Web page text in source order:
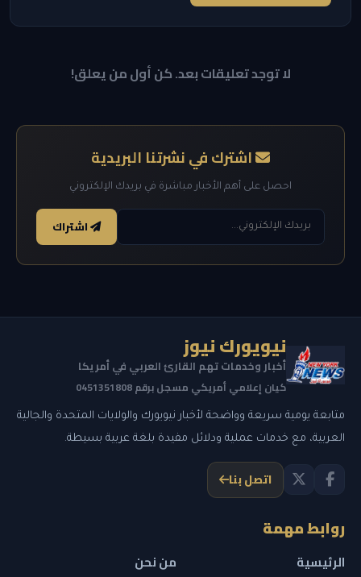
لا توجد تعليقات بعد. كن أول من يعلق!
اشترك في نشرتنا البريدية
احصل على أهم الأخبار مباشرة في بريدك الإلكتروني
اشتراك
نيويورك نيوز
أخبار وخدمات تهم القارئ العربي في أمريكا
كيان إعلامي أمريكي مسجل برقم 0451351808
متابعة يومية سريعة وواضحة لأخبار نيويورك والولايات المتحدة والجالية
العربية، مع خدمات عملية ودلائل مفيدة بلغة عربية بسيطة.
اتصل بنا
روابط مهمة
الرئيسية
من نحن